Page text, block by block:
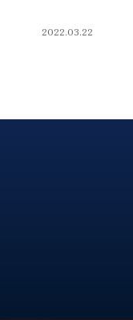
2022.03.22